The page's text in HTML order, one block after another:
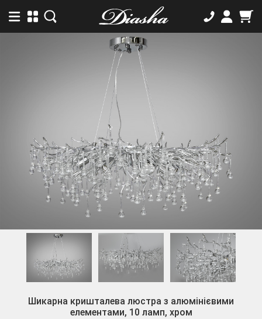
Шикарна кришталева люстра з алюмінієвими
елементами, 10 ламп, хром